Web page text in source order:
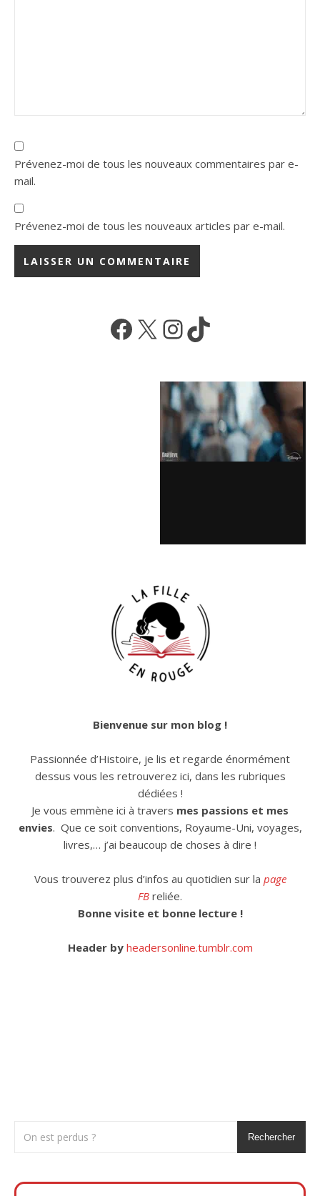
Prévenez-moi de tous les nouveaux commentaires par e-
mail.
Prévenez-moi de tous les nouveaux articles par e-mail.
Facebook
X Instagram
TikTok
Bienvenue sur mon blog !
Passionnée d’Histoire, je lis et regarde énormément
dessus vous les retrouverez ici, dans les rubriques
dédiées !
Je vous emmène ici à travers mes passions et mes
envies. Que ce soit conventions, Royaume-Uni, voyages,
livres,… j’ai beaucoup de choses à dire !
Vous trouverez plus d’infos au quotidien sur la page
FB reliée.
Bonne visite et bonne lecture !
Header by headersonline.tumblr.com
Rechercher